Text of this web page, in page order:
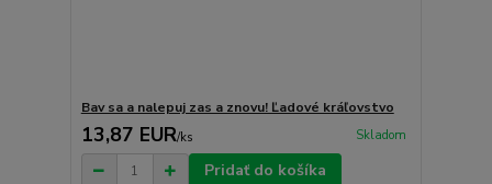
Bav sa a nalepuj zas a znovu! Ľadové kráľovstvo
13,87 EUR/ks Skladom
Pridať do košíka